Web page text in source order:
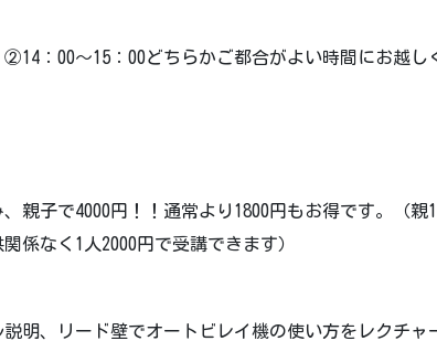
：00～15：00どちらかご都合がよい時間にお越し
親子で4000円！！通常より1800円もお得です。（親1
係なく1人2000円で受講できます）
明、リード壁でオートビレイ機の使い方をレクチャ